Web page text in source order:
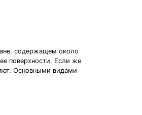
содержащем около
поверхности. Если же
Основными видами